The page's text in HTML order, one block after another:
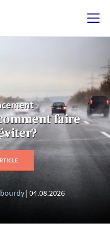
faire
04.08.2026